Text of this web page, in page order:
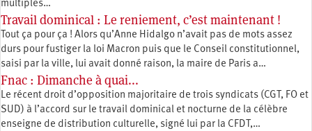
multiples…
Travail dominical : Le reniement, c’est maintenant !
Tout ça pour ça ! Alors qu’Anne Hidalgo n’avait pas de mots assez
durs pour fustiger la loi Macron puis que le Conseil constitutionnel,
saisi par la ville, lui avait donné raison, la maire de Paris a…
Fnac : Dimanche à quai...
Le récent droit d’opposition majoritaire de trois syndicats (CGT, FO et
SUD) à l’accord sur le travail dominical et nocturne de la célèbre
enseigne de distribution culturelle, signé lui par la CFDT,…